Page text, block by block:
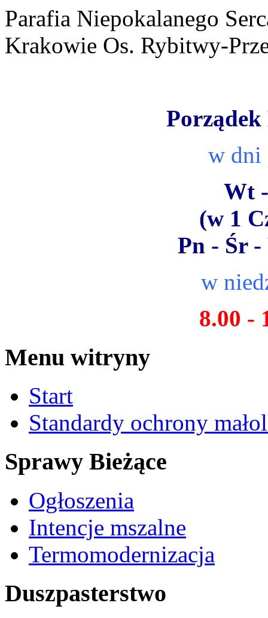
Parafia Niepokalanego
Krakowie Os. Rybitwy-
w dni
Wt
(w 1
Pn - Śr -
w
8.00 -
Menu witryny
Start
Standardy ochrony
Sprawy Bieżące
Ogłoszenia
Intencje mszalne
Termomodernizacja
Duszpasterstwo